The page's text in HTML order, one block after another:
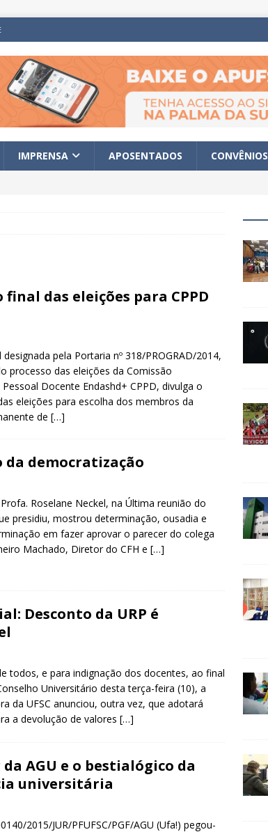
IMPRENSA APOSENTADOS CONVÊNIOS
final das eleições para CPPD
designada pela Portaria nº 318/PROGRAD/2014,
processo das eleições da Comissão
Docente Endashd+ CPPD, divulga o
eleições para escolha dos membros da
de […]
da democratização
Roselane Neckel, na Última reunião do
presidiu, mostrou determinação, ousadia e
em fazer aprovar o parecer do colega
Machado, Diretor do CFH e […]
Desconto da URP é
todos, e para indignação dos docentes, ao final
Universitário desta terça-feira (10), a
da UFSC anunciou, outra vez, que adotará
a devolução de valores […]
da AGU e o bestialógico da
universitária
2015/JUR/PFUFSC/PGF/AGU (Ufa!) pegou-